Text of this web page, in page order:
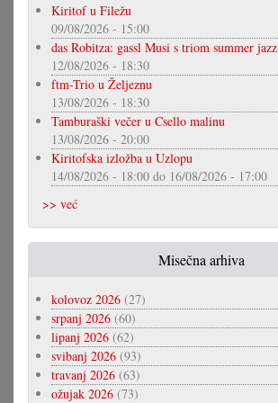
Kiritof u Filežu
09/08/2026 - 15:00
das Robitza: gassl Musi s triom summer jazz
12/08/2026 - 18:30
ftm-Trio u Željeznu
13/08/2026 - 18:30
Tamburaški večer u Csello malinu
13/08/2026 - 20:00
Kiritofska izložba u Uzlopu
14/08/2026 - 18:00 do 16/08/2026 - 17:00
>> već
Misečna arhiva
kolovoz 2026 (27)
srpanj 2026 (60)
lipanj 2026 (62)
svibanj 2026 (93)
travanj 2026 (63)
ožujak 2026 (73)